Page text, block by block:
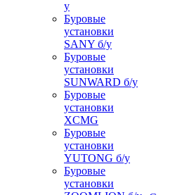
у
Буровые
установки
SANY б/у
Буровые
установки
SUNWARD б/у
Буровые
установки
XCMG
Буровые
установки
YUTONG б/у
Буровые
установки